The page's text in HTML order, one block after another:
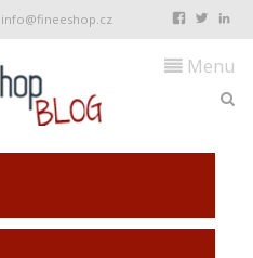
info@fineeshop.cz
Menu